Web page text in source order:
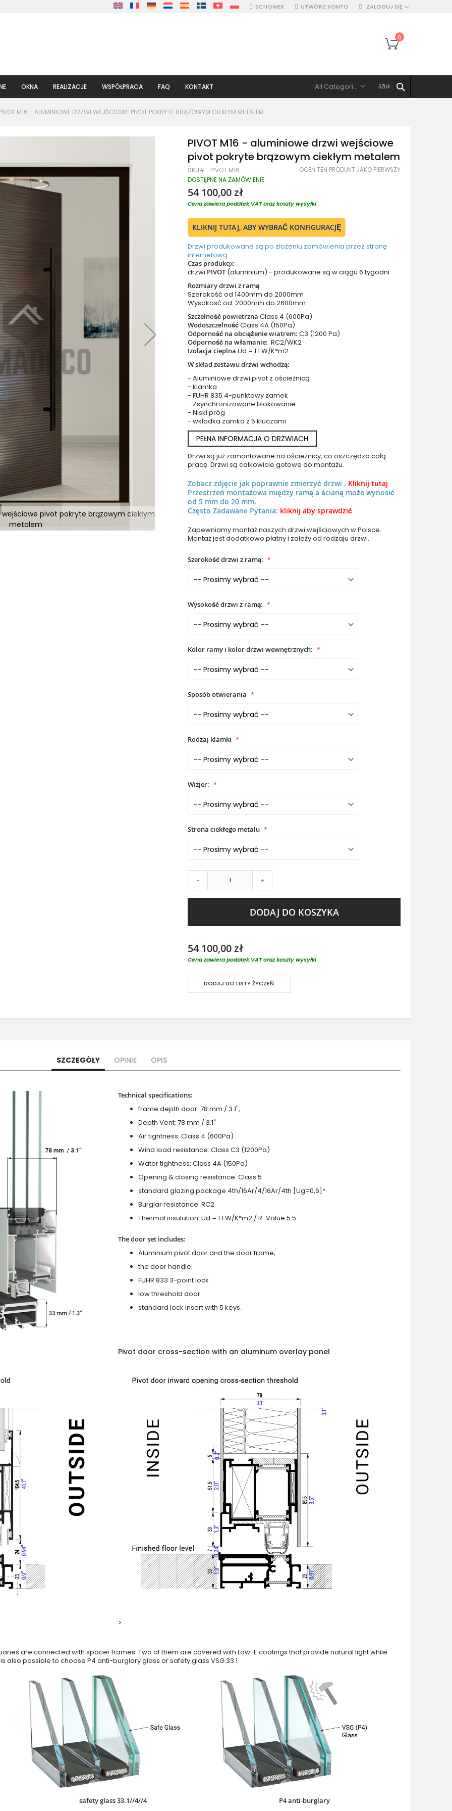
SCHOWEK ZALOGUJ SIĘ
UTWÓRZ KONTO
Mój koszyk
0
OKNA REALIZACJE WSPÓŁPRACA FAQ KONTAKT All Categories
Drzwi pojedyńcze aluminiowe
Drzwi podwójne, z panelami, naświetlem
Drzwi z lewym panelem
Drzwi z lewym naświetlem
Drzwi z prawym naświetlem
Drzwi z górnym i lewym naświetlem
Drzwi z lewym i prawym naświetlem
Drzwi podwójne z lewym, prawym i górnym naświetlem
M16 - ALUMINIOWE DRZWI WEJŚCIOWE PIVOT POKRYTE BRĄZOWYM CIEKŁYM METALEM
wejściowe pivot pokryte brązowym ciekłym
metalem
PIVOT M16 - aluminiowe drzwi wejściowe pivot pokryte
PIVOT M16 - aluminiowe drzwi wejściowe
pivot pokryte brązowym ciekłym metalem
SKU PIVOT M16 OCEŃ TEN PRODUKT JAKO PIERWSZY
DOSTĘPNE NA ZAMÓWIENIE
54 100,00 zł
Cena zawiera podatek VAT oraz koszty wysyłki
KLIKNIJ TUTAJ, ABY WYBRAĆ KONFIGURACJĘ
Drzwi produkowane są po złożeniu zamówienia przez stronę
internetową.
Czas produkcji:
drzwi PIVOT(aluminium) - produkowane są w ciągu 6 tygodni
Rozmiary drzwi z ramą
Szerokość od 1400mm do 2000mm
Wysokosć od: 2000mm do 2600mm
Szczelność powietrznaClass 4 (600Pa)
WodoszczelnośćClass 4A (150Pa)
Odporność na obciążenie wiatrem:C3 (1200 Pa)
Odporność na włamanie:RC2/WK2
Izolacja cieplna Ud = 1.1 W/K*m2
W skład zestawu drzwi wchodzą:
- Aluminiowe drzwi pivot z ościeżnicą
- klamka
- FUHR 835 4-punktowy zamek
- Zsynchronizowane blokowanie
- Niski próg
- wkładka zamka z 5 kluczami
PEŁNA INFORMACJA O DRZWIACH
Drzwi są już zamontowane na ościeżnicy, co oszczędza całą
pracę. Drzwi są całkowicie gotowe do montażu.
Zobacz zdjęcie jak poprawnie zmierzyć drzwi . Kliknij tutaj
Przestrzeń montażowa między ramą a ścianą może wynosić
od 5 mm do 20 mm.
Często Zadawane Pytania: kliknij aby sprawdzić
Zapewniamy montaż naszych drzwi wejściowych w Polsce.
Montaż jest dodatkowo płatny i zależy od rodzaju drzwi.
Szerokość drzwi z ramą:
Wysokość drzwi z ramą:
Kolor ramy i kolor drzwi wewnętrznych:
Sposób otwierania
Rodzaj klamki
Wizjer:
Strona ciekłego metalu
- +
DODAJ DO KOSZYKA
54 100,00 zł
Cena zawiera podatek VAT oraz koszty wysyłki
DODAJ DO LISTY ŻYCZEŃ
SZCZEGÓŁY OPINIE OPIS